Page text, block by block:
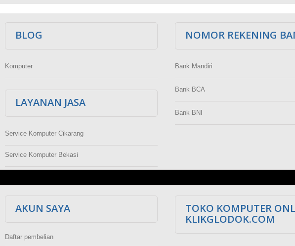
BLOG
Komputer
LAYANAN JASA
Service Komputer Cikarang
Service Komputer Bekasi
NOMOR REKENING
Bank Mandiri
Bank BCA
Bank BNI
AKUN SAYA
Daftar pembelian
TOKO KOMPUTER
KLIKGLODOK.COM